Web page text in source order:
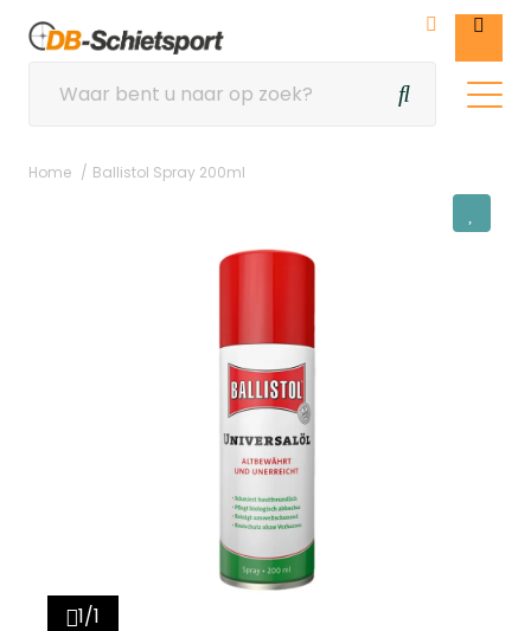
Home Ballistol Spray 200ml
1/1